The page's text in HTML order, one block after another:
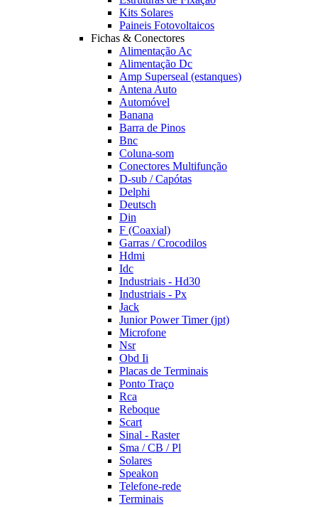
Kits Solares
Paineis Fotovoltaicos
Fichas & Conectores
Alimentação Ac
Alimentação Dc
Amp Superseal (estanques)
Antena Auto
Automóvel
Banana
Barra de Pinos
Bnc
Coluna-som
Conectores Multifunção
D-sub / Capótas
Delphi
Deutsch
Din
F (Coaxial)
Garras / Crocodilos
Hdmi
Idc
Industriais - Hd30
Industriais - Px
Jack
Junior Power Timer (jpt)
Microfone
Nsr
Obd Ii
Placas de Terminais
Ponto Traço
Rca
Reboque
Scart
Sinal - Raster
Sma / CB / Pl
Solares
Speakon
Telefone-rede
Terminais